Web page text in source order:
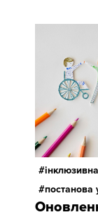
постанова